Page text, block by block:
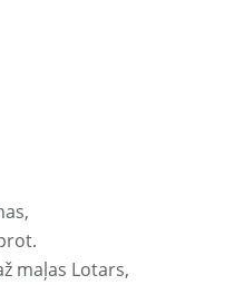
maļas Lotars,